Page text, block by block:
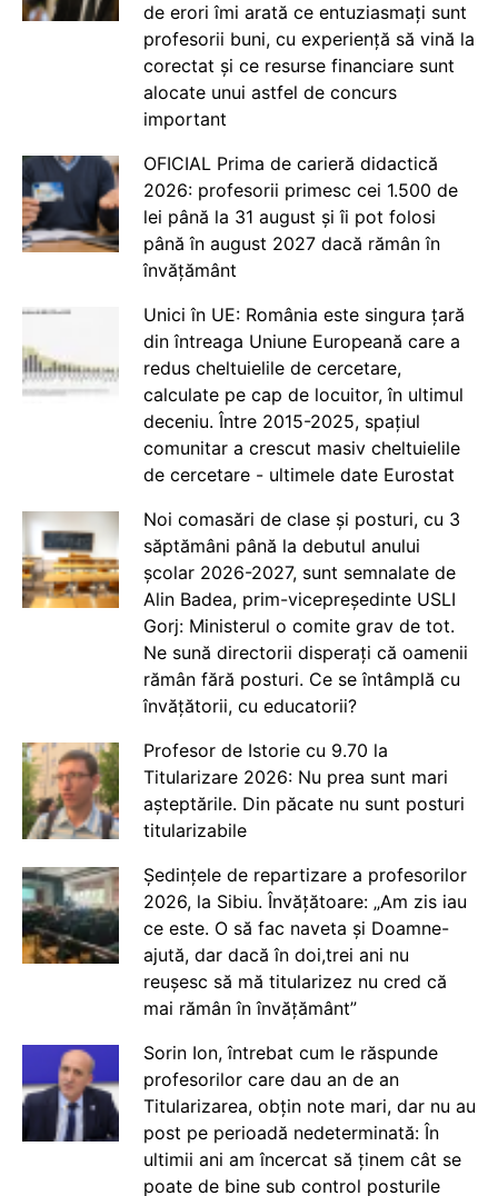
de erori îmi arată ce entuziasmați sunt
profesorii buni, cu experiență să vină la
corectat și ce resurse financiare sunt
alocate unui astfel de concurs
important
OFICIAL Prima de carieră didactică
2026: profesorii primesc cei 1.500 de
lei până la 31 august și îi pot folosi
până în august 2027 dacă rămân în
învățământ
Unici în UE: România este singura țară
din întreaga Uniune Europeană care a
redus cheltuielile de cercetare,
calculate pe cap de locuitor, în ultimul
deceniu. Între 2015-2025, spațiul
comunitar a crescut masiv cheltuielile
de cercetare - ultimele date Eurostat
Noi comasări de clase și posturi, cu 3
săptămâni până la debutul anului
școlar 2026-2027, sunt semnalate de
Alin Badea, prim-vicepreședinte USLI
Gorj: Ministerul o comite grav de tot.
Ne sună directorii disperați că oamenii
rămân fără posturi. Ce se întâmplă cu
învățătorii, cu educatorii?
Profesor de Istorie cu 9.70 la
Titularizare 2026: Nu prea sunt mari
așteptările. Din păcate nu sunt posturi
titularizabile
Ședințele de repartizare a profesorilor
2026, la Sibiu. Învățătoare: „Am zis iau
ce este. O să fac naveta și Doamne-
ajută, dar dacă în doi,trei ani nu
reușesc să mă titularizez nu cred că
mai rămân în învățământ”
Sorin Ion, întrebat cum le răspunde
profesorilor care dau an de an
Titularizarea, obțin note mari, dar nu au
post pe perioadă nedeterminată: În
ultimii ani am încercat să ținem cât se
poate de bine sub control posturile